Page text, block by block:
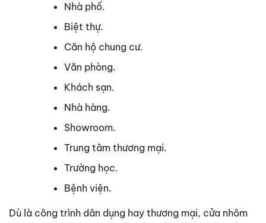
Nhà phố.
Biệt thự.
Căn hộ chung cư.
Văn phòng.
Khách sạn.
Nhà hàng.
Showroom.
Trung tâm thương mại.
Trường học.
Bệnh viện.
Dù là công trình dân dụng hay thương mại, cửa nhôm